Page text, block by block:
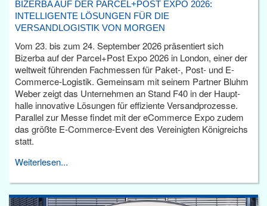
BIZERBA AUF DER PARCEL+POST EXPO 2026:
INTELLIGENTE LÖSUNGEN FÜR DIE
VERSANDLOGISTIK VON MORGEN
Vom 23. bis zum 24. September 2026 präsentiert sich
Bizerba auf der Parcel+Post Expo 2026 in London, einer der
weltweit führenden Fachmessen für Paket-, Post- und E-
Commerce-Logistik. Gemeinsam mit seinem Partner Bluhm
Weber zeigt das Unternehmen an Stand F40 in der Haupt­
halle innovative Lösungen für effiziente Versandprozesse.
Parallel zur Messe findet mit der eCommerce Expo zudem
das größte E-Commerce-Event des Vereinigten Königreichs
statt.
Weiterlesen...